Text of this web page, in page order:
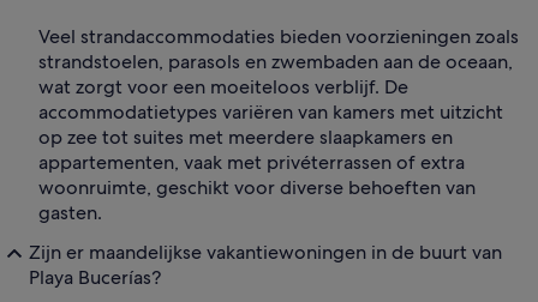
Veel strandaccommodaties bieden voorzieningen zoals
strandstoelen, parasols en zwembaden aan de oceaan,
wat zorgt voor een moeiteloos verblijf. De
accommodatietypes variëren van kamers met uitzicht
op zee tot suites met meerdere slaapkamers en
appartementen, vaak met privéterrassen of extra
woonruimte, geschikt voor diverse behoeften van
gasten.
Zijn er maandelijkse vakantiewoningen in de buurt van
Playa Bucerías?